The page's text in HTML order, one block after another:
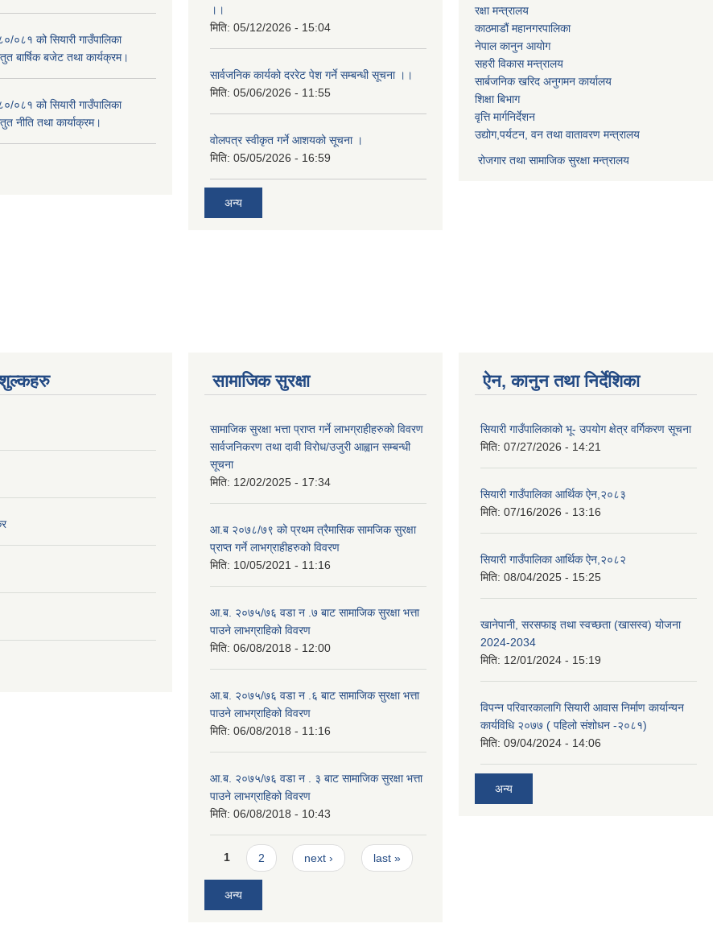
०८१ को सियारी गाउँपालिका
बार्षिक बजेट तथा कार्यक्रम।
०८१ को सियारी गाउँपालिका
नीति तथा कार्याक्रम।
।।
मिति: 05/12/2026 - 15:04
सार्वजनिक कार्यको दररेट पेश गर्ने सम्बन्धी सूचना ।।
मिति: 05/06/2026 - 11:55
वोलपत्र स्वीकृत गर्ने आशयको सूचना ।
मिति: 05/05/2026 - 16:59
अन्य
रक्षा मन्त्रालय
काठमाडौं महानगरपालिका
नेपाल कानुन आयोग
सहरी विकास मन्त्रालय
सार्बजनिक खरिद अनुगमन कार्यालय
शिक्षा बिभाग
वृत्ति मार्गनिर्देशन
उद्योग,पर्यटन, वन तथा वातावरण मन्त्रालय
रोजगार तथा सामाजिक सुरक्षा मन्त्रालय
सामाजिक सुरक्षा
सामाजिक सुरक्षा भत्ता प्राप्त गर्ने लाभग्राहीहरुको विवरण
सार्वजनिकरण तथा दावी विरोध/उजुरी आह्वान सम्बन्धी
सूचना
मिति: 12/02/2025 - 17:34
आ.ब २०७८/७९ को प्रथम त्रैमासिक सामजिक सुरक्षा
प्राप्त गर्ने लाभग्राहीहरुको विवरण
मिति: 10/05/2021 - 11:16
आ.ब. २०७५/७६ वडा न .७ बाट सामाजिक सुरक्षा भत्ता
पाउने लाभग्राहिको विवरण
मिति: 06/08/2018 - 12:00
आ.ब. २०७५/७६ वडा न .६ बाट सामाजिक सुरक्षा भत्ता
पाउने लाभग्राहिको विवरण
मिति: 06/08/2018 - 11:16
आ.ब. २०७५/७६ वडा न . ३ बाट सामाजिक सुरक्षा भत्ता
पाउने लाभग्राहिको विवरण
मिति: 06/08/2018 - 10:43
Pages
1 2 next › last »
अन्य
ऐन, कानुन तथा निर्देशिका
सियारी गाउँपालिकाको भू- उपयोग क्षेत्र वर्गिकरण सूचना
मिति: 07/27/2026 - 14:21
सियारी गाउँपालिका आर्थिक ऐन,२०८३
मिति: 07/16/2026 - 13:16
सियारी गाउँपालिका आर्थिक ऐन,२०८२
मिति: 08/04/2025 - 15:25
खानेपानी, सरसफाइ तथा स्वच्छता (खासस्व) योजना
2024-2034
मिति: 12/01/2024 - 15:19
विपन्न परिवारकालागि सियारी आवास निर्माण कार्यान्यन
कार्यविधि २०७७ ( पहिलो संशोधन -२०८१)
मिति: 09/04/2024 - 14:06
अन्य